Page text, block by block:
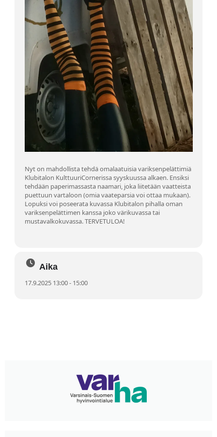
Nyt on mahdollista tehdä omalaatuisia variksenpelättimiä
Klubitalon KulttuuriCornerissa syyskuussa alkaen. Ensiksi
tehdään paperimassasta naamari, joka liitetään vaatteista
puettuun vartaloon (omia vaateparsia voi ottaa mukaan).
Lopuksi voi poseerata kuvassa Klubitalon pihalla oman
variksenpelättimen kanssa joko värikuvassa tai
mustavalkokuvassa. TERVETULOA!
Aika
17.9.2025 13:00 - 15:00